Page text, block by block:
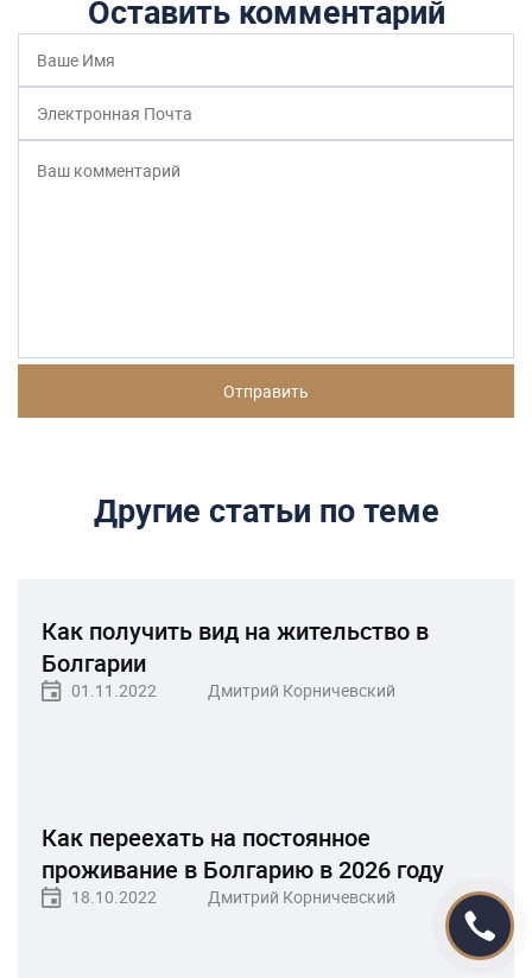
Болгарии
01.11.2022 Дмитрий Корничевский
Как переехать на постоянное
проживание в Болгарию в 2026 году
Получение гражданства Болгарии:
условия и законные способы